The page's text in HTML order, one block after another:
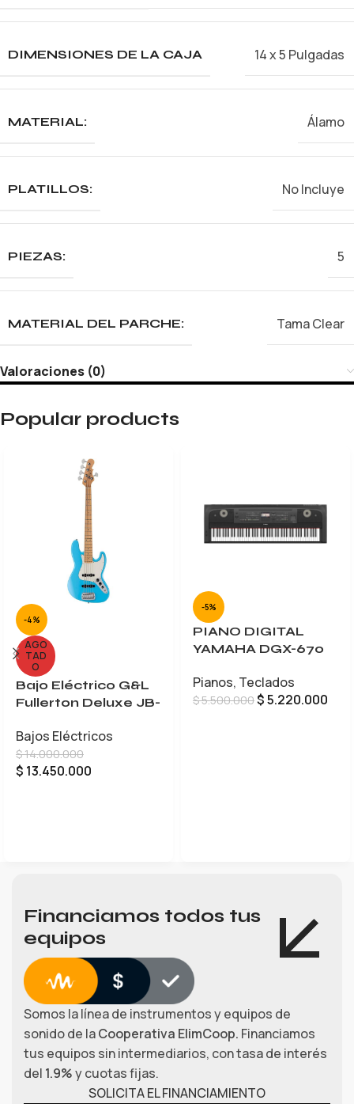
DIMENSIONES DE LA CAJA 14 x 5 Pulgadas
MATERIAL: Álamo
PLATILLOS: No Incluye
PIEZAS: 5
MATERIAL DEL PARCHE: Tama Clear
Valoraciones (0)
Popular products
-4%
AGO
TAD
O
Bajo Eléctrico G&L
Fullerton Deluxe JB-
Bajos Eléctricos
$14.000.000
$ 13.450.000
-5%
PIANO DIGITAL
YAMAHA DGX-670
Pianos, Teclados
$5.500.000$5.220.000
Financiamos todos tus
equipos
Somos la línea de instrumentos y equipos de
sonido de laCooperativa ElimCoop. Financiamos
tus equipos sin intermediarios, con tasa de interés
del 1.9%y cuotas fijas.
SOLICITA EL FINANCIAMIENTO